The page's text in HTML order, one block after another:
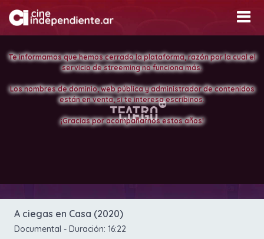
Te informamos que hemos cerrado la plataforma, razón por la cual el
servicio de streeming no funciona más.
Los nombres de dominio, web pública y administrador de contenidos
están en venta, si te interesa escribinos.
¡Gracias por acompañarnos estos años!
A ciegas en Casa (2020)
Documental - Duración: 16:22